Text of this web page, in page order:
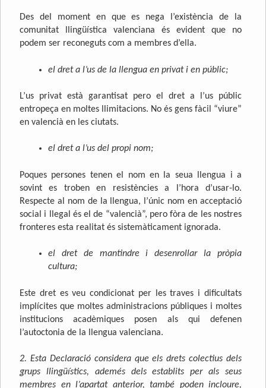
Des del moment en que es nega l’existència de la
comunitat llingüística valenciana és evident que no
podem ser reconeguts com a membres d’ella.
el dret a l’us de la llengua en privat i en públic;
L’us privat està garantisat pero el dret a l’us públic
entropeça en moltes llimitacions. No és gens fàcil “viure”
en valencià en les ciutats.
el dret a l’us del propi nom;
Poques persones tenen el nom en la seua llengua i a
sovint es troben en resistències a l’hora d’usar-lo.
Respecte al nom de la llengua, l’únic nom en acceptació
social i llegal és el de “valencià”, pero fòra de les nostres
fronteres esta realitat és sistemàticament ignorada.
el dret de mantindre i desenrollar la pròpia
cultura;
Este dret es veu condicionat per les traves i dificultats
implícites que moltes administracions públiques i moltes
institucions acadèmiques posen als qui defenen
l’autoctonia de la llengua valenciana.
2. Esta Declaració considera que els drets colectius dels
grups llingüístics, ademés dels establits per als seus
membres en l’apartat anterior, també poden incloure,